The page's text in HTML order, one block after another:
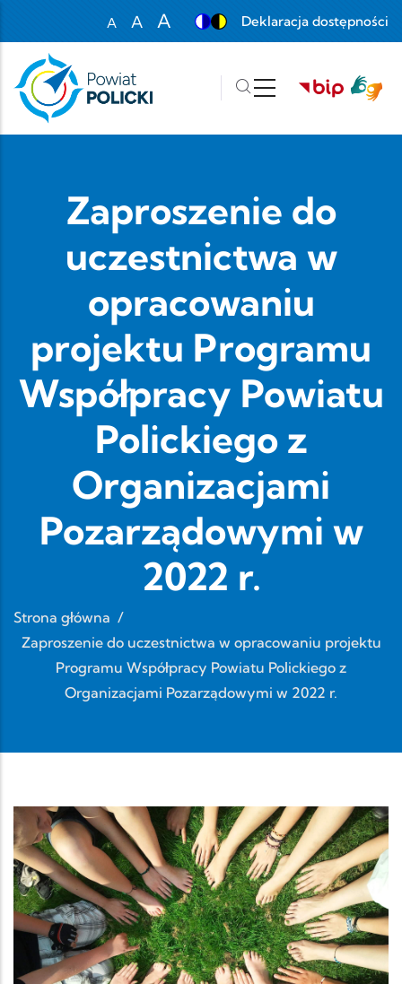
A
Set font size to 100%
A
A
Deklaracja dostępności
Zaproszenie do
uczestnictwa w
opracowaniu
projektu Programu
Współpracy Powiatu
Polickiego z
Organizacjami
Pozarządowymi w
2022 r.
Strona główna /
Zaproszenie do uczestnictwa w opracowaniu projektu
Programu Współpracy Powiatu Polickiego z
Organizacjami Pozarządowymi w 2022 r.